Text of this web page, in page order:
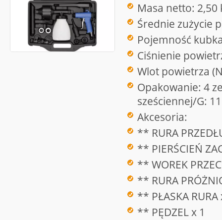
Masa netto: 2,50
Średnie zużycie
Pojemność
Ciśnienie
Wlot powietrza
Opakowanie: 4
sześciennej/G:
Akcesoria:
** RURA
** PIERŚCIEŃ
** WOREK
** RURA
** PŁASKA RURA
** PĘDZEL x 1